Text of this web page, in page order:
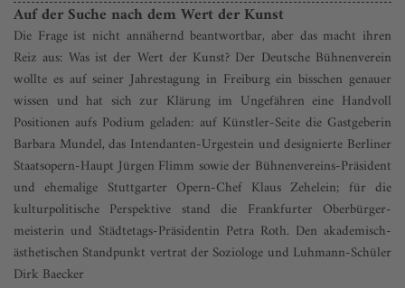
Auf der Suche nach dem Wert der Kunst
Die Frage ist nicht annähernd beantwortbar, aber das macht ihren
Reiz aus: Was ist der Wert der Kunst? Der Deutsche Bühnenverein
wollte es auf seiner Jahres­tagung in Freiburg ein bisschen genauer
wissen und hat sich zur Klärung im Ungefähren eine Handvoll
Positionen aufs Podium geladen: auf Künstler-Seite die Gastgeberin
Barbara Mundel, das Intendanten-Urgestein und designierte Berliner
Staatsopern-Haupt Jürgen Flimm sowie der Bühnenvereins-Präsident
und ehemalige Stuttgarter Opern-Chef Klaus Zehelein; für die
kulturpolitische Perspektive stand die Frankfurter Oberbürger­
meisterin und Städtetags-Präsidentin Petra Roth. Den akademisch-
ästhetischen Standpunkt vertrat der Soziologe und Luhmann-Schüler
Dirk Baecker